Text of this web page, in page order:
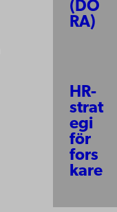
(DO
RA)
HR-
strat
egi
för
fors
kare